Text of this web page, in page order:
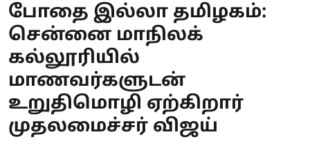
போதை இல்லா தமிழகம்:
சென்னை மாநிலக்
கல்லூரியில்
மாணவர்களுடன்
உறுதிமொழி ஏற்கிறார்
முதலமைச்சர் விஜய்